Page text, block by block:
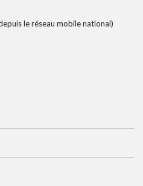
le réseau mobile national)